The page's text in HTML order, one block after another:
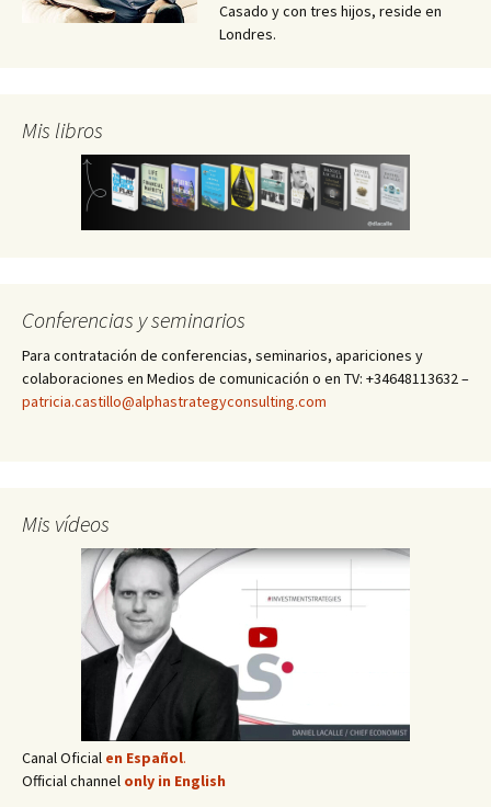
Casado y con tres hijos, reside en
Londres.
Mis libros
Conferencias y seminarios
Para contratación de conferencias, seminarios, apariciones y
colaboraciones en Medios de comunicación o en TV: +34648113632 –
patricia.castillo@alphastrategyconsulting.com
Mis vídeos
Canal Oficial en Español.
Official channel only in English